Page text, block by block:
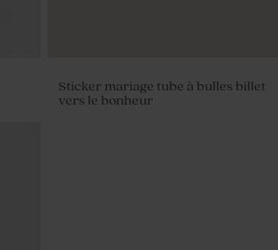
Sticker mariage tube à bulles billet
vers le bonheur